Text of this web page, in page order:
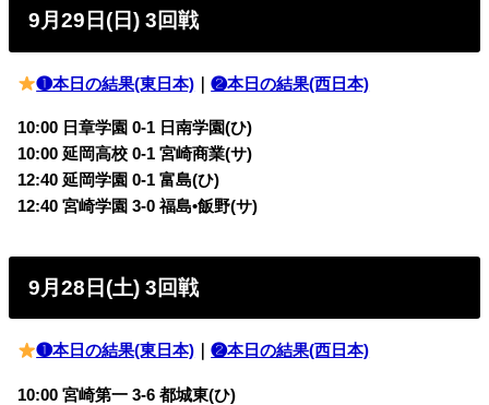
9月29日(日) 3回戦
❶本日の結果(東日本) ｜❷本日の結果(西日本)
10:00 日章学園 0-1 日南学園(ひ)
10:00 延岡高校 0-1宮崎商業(サ)
12:40 延岡学園 0-1富島(ひ)
12:40 宮崎学園 3-0福島•飯野(サ)
9月28日(土) 3回戦
❶本日の結果(東日本) ｜❷本日の結果(西日本)
10:00 宮崎第一 3-6都城東(ひ)